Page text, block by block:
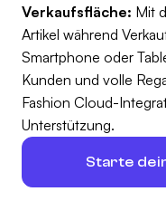
Verkaufsfläche: Mit
Artikel während
Smartphone oder
Kunden und volle
Fashion Cloud-
Unterstützung.
Starte